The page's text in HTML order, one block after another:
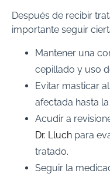
Después de recibir
importante seguir
Mantener una
cepillado y uso
Evitar masticar
afectada hasta
Acudir a
Dr. Lluch para
tratado.
Seguir la